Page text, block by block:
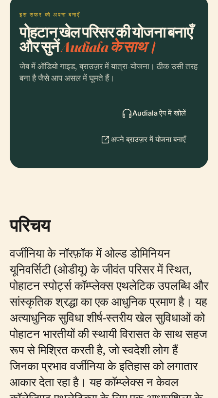
इस सफर को अपना बनाएँ
पोहटान खेल परिसर की योजना बनाएँ
और सुनेंAudiala के साथ।
जेब में ऑडियो गाइड, ब्राउज़र में यात्रा-योजना। ठीक उसी तरह
बना है जैसे आप असल में घूमते हैं।
Audiala ऐप में खोलें
अपने ब्राउज़र में योजना बनाएँ
परिचय
वर्जीनिया के नॉरफ़ॉक में ओल्ड डोमिनियन
यूनिवर्सिटी (ओडीयू) के जीवंत परिसर में स्थित,
पोहाटन स्पोर्ट्स कॉम्प्लेक्स एथलेटिक उपलब्धि और
सांस्कृतिक श्रद्धा का एक आधुनिक प्रमाण है। यह
अत्याधुनिक सुविधा शीर्ष-स्तरीय खेल सुविधाओं को
पोहाटन भारतीयों की स्थायी विरासत के साथ सहज
रूप से मिश्रित करती है, जो स्वदेशी लोग हैं
जिनका प्रभाव वर्जीनिया के इतिहास को लगातार
आकार देता रहा है। यह कॉम्प्लेक्स न केवल